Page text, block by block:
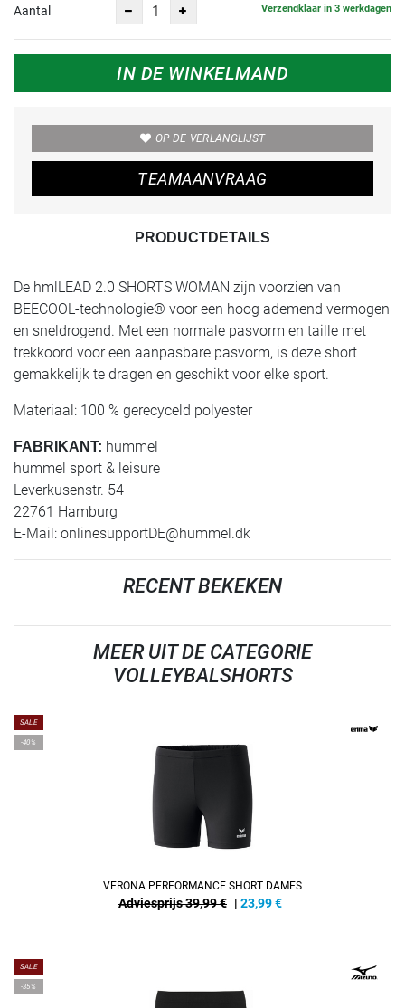
Aantal Verzendklaar in 3 werkdagen
IN DE WINKELMAND
OP DE VERLANGLIJST
TEAMAANVRAAG
PRODUCTDETAILS
De hmlLEAD 2.0 SHORTS WOMAN zijn voorzien van
BEECOOL-technologie® voor een hoog ademend vermogen
en sneldrogend. Met een normale pasvorm en taille met
trekkoord voor een aanpasbare pasvorm, is deze short
gemakkelijk te dragen en geschikt voor elke sport.
Materiaal: 100 % gerecyceld polyester
FABRIKANT: hummel
hummel sport & leisure
Leverkusenstr. 54
22761 Hamburg
E-Mail: onlinesupportDE@hummel.dk
RECENT BEKEKEN
MEER UIT DE CATEGORIE
VOLLEYBALSHORTS
SALE
-40%
VERONA PERFORMANCE SHORT DAMES
Adviesprijs 39,99 € | 23,99€
SALE
-35%